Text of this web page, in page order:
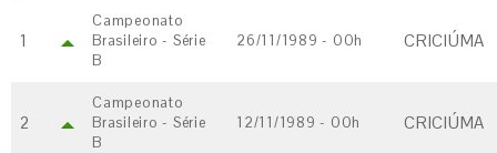
1
Campeonato
Brasileiro - Série
B
26/11/1989 - 00h CRICIÚMA
2
Campeonato
Brasileiro - Série
B
12/11/1989 - 00h CRICIÚMA